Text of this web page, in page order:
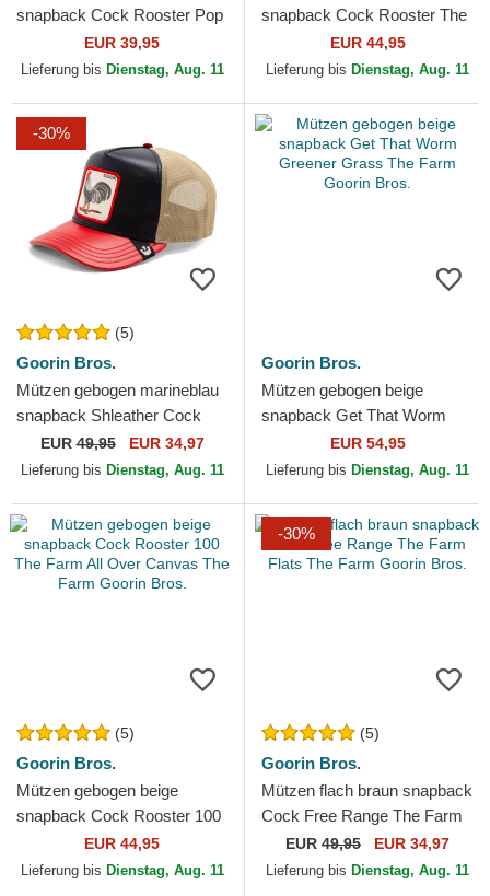
snapback Cock Rooster Pop
Art 2 The Farm Goorin Bros.
EUR 39,95
Lieferung bis Dienstag, Aug. 11
snapback Cock Rooster The
Farm Goorin Bros.
EUR 44,95
Lieferung bis Dienstag, Aug. 11
-30%
(5)
Goorin Bros.
Mützen gebogen marineblau
snapback Shleather Cock
The Farm Goorin Bros.
EUR49,95 EUR 34,97
Lieferung bis Dienstag, Aug. 11
Goorin Bros.
Mützen gebogen beige
snapback Get That Worm
Greener Grass The Farm
Goorin Bros.
EUR 54,95
Lieferung bis Dienstag, Aug. 11
(5)
Goorin Bros.
Mützen gebogen beige
snapback Cock Rooster 100
The Farm All Over Canvas
The Farm Goorin Bros.
EUR 44,95
Lieferung bis Dienstag, Aug. 11
-30%
(5)
Goorin Bros.
Mützen flach braun snapback
Cock Free Range The Farm
Flats The Farm Goorin Bros.
EUR 49,95 EUR 34,97
Lieferung bis Dienstag, Aug. 11